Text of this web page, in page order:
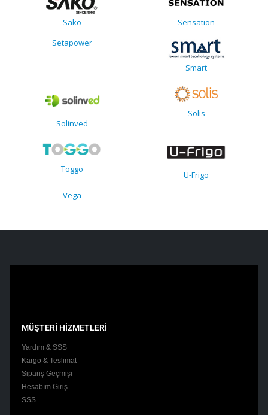
Sako
Sensation
Setapower
Smart
Solinved
Solis
Toggo
U-Frigo
Vega
MÜŞTERİ HİZMETLERİ
Yardım & SSS
Kargo & Teslimat
Sipariş Geçmişi
Hesabım Giriş
SSS